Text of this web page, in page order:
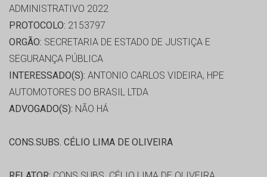
ADMINISTRATIVO 2022
PROTOCOLO: 2153797
ORGÃO: SECRETARIA DE ESTADO DE JUSTIÇA E
SEGURANÇA PÚBLICA
INTERESSADO(S): ANTONIO CARLOS VIDEIRA, HPE
AUTOMOTORES DO BRASIL LTDA
ADVOGADO(S): NÃO HÁ
CONS.SUBS. CÉLIO LIMA DE OLIVEIRA